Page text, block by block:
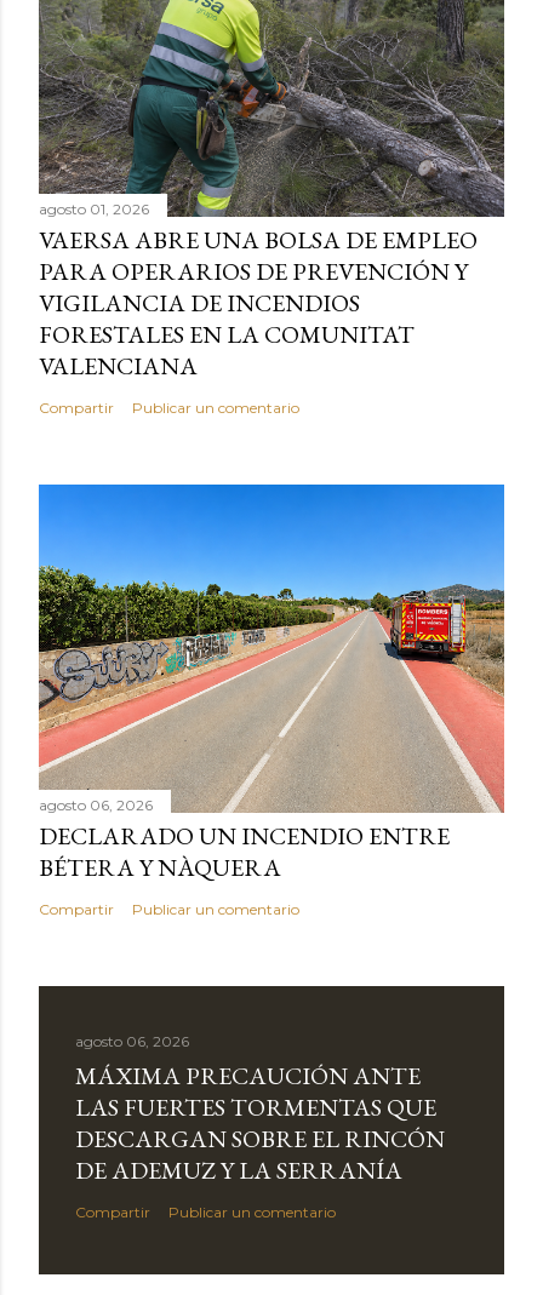
agosto 01, 2026
VAERSA ABRE UNA BOLSA DE EMPLEO
PARA OPERARIOS DE PREVENCIÓN Y
VIGILANCIA DE INCENDIOS
FORESTALES EN LA COMUNITAT
VALENCIANA
Compartir Publicar un comentario
agosto 06, 2026
DECLARADO UN INCENDIO ENTRE
BÉTERA Y NÀQUERA
Compartir Publicar un comentario
agosto 06, 2026
MÁXIMA PRECAUCIÓN ANTE
LAS FUERTES TORMENTAS QUE
DESCARGAN SOBRE EL RINCÓN
DE ADEMUZ Y LA SERRANÍA
Compartir Publicar un comentario